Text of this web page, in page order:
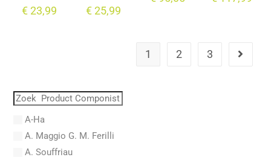
€23,99 €25,99
1 2 3
A-Ha
A. Maggio G. M. Ferilli
A. Souffriau